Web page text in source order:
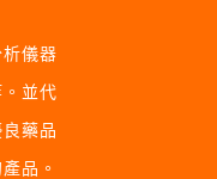
儀器
並代
藥品
品。